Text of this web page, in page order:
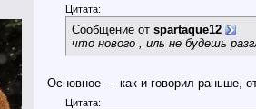
Цитата:
Сообщение от spartaque12
что нового , иль не будешь
Основное — как и говорил раньше,
Цитата: